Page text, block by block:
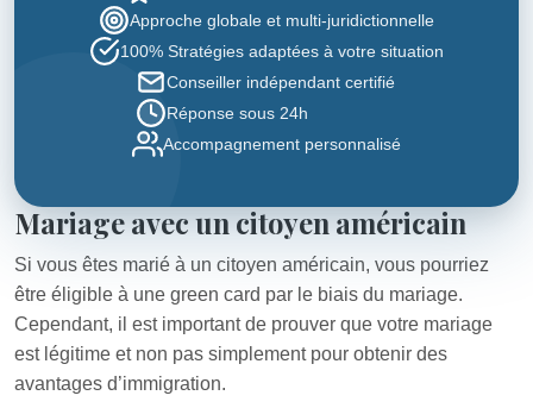
Approche globale et multi-juridictionnelle
100% Stratégies adaptées à votre situation
Conseiller indépendant certifié
Réponse sous 24h
Accompagnement personnalisé
Mariage avec un citoyen américain
Si vous êtes marié à un citoyen américain, vous pourriez
être éligible à une green card par le biais du mariage.
Cependant, il est important de prouver que votre mariage
est légitime et non pas simplement pour obtenir des
avantages d’immigration.